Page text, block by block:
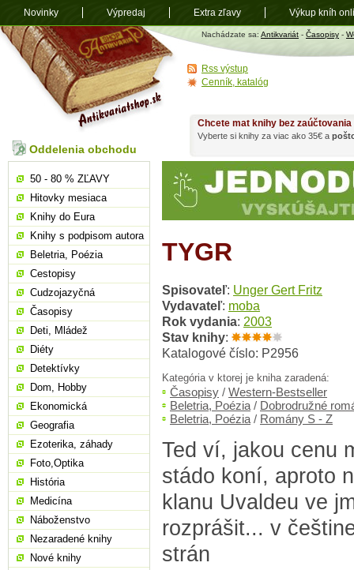
Antikvariát
shop.sk
Nachádzate sa: Antikvariát - Časopisy -
TYGR
Spisovateľ: Unger Gert Fritz
Vydavateľ: moba
Rok vydania: 2003
Stav knihy:
Katalogové číslo: P2956
Kategória v ktorej je kniha zaradená:
Časopisy / Western-Bestseller
Beletria, Poézia / Dobrodružné
Beletria, Poézia / Romány S - Z
Ted ví, jakou cenu
stádo koní, aproto
klanu Uvaldeu ve
rozprášit... v
strán
Chcete mat knihy bez
Vyberte si knihy za viac ako 35€ a
Oddelenia obchodu
50 - 80 % ZĽAVY
Hitovky mesiaca
Knihy do Eura
Knihy s podpisom autora
Beletria, Poézia
Cestopisy
Cudzojazyčná
Časopisy
Deti, Mládež
Diéty
Detektívky
Dom, Hobby
Ekonomická
Geografia
Ezoterika, záhady
Foto,Optika
História
Medicína
Náboženstvo
Nezaradené knihy
Nové knihy
Rss výstup
Cenník, katalóg
Novinky Výpredaj Extra zľavy Výkup kníh